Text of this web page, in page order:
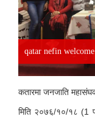
qatar nefin
कतारमा जनजाति
मिति २०७६/१०/१८ (1